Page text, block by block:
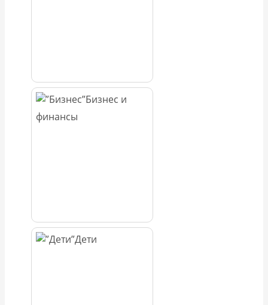
Бизнес и
финансы
Дети